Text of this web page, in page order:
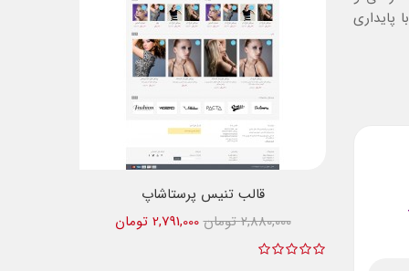
پایداری
قالب تنیس پرستاشاپ
2,791,000 تومان
2,880,000 تومان